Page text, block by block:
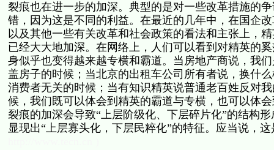
裂痕也在进一步的加深。典型的是对一些改革措施的
错，因为这是不同的利益。在最近的几年中，在国企
以及其他一些有关改革和社会政策的看法和主张上，
已经大大地加深。在网络上，人们可以看到对精英的
身似乎也变得越来越专横和霸道。当房地产商说，我
盖房子的时候；当北京的出租车公司所有者说，换什
消费者无关的时候；当有知识精英说普通老百姓反对
候，我们既可以体会到精英的霸道与专横，也可以体
裂痕的加深会导致“上层阶级化、下层碎片化”的结构
显现出“上层寡头化，下层民粹化”的特征。应当说，